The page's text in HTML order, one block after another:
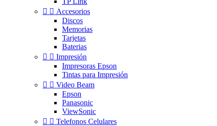
  Accesorios
Discos
Memorias
Tarjetas
Baterias
  Impresión
Impresoras Epson
Tintas para Impresión
  Video Beam
Epson
Panasonic
ViewSonic
  Telefonos Celulares